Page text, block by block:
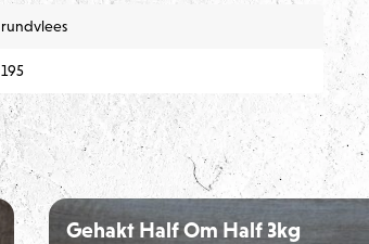
rundvlees
195
Gehakt Half Om Half 3kg